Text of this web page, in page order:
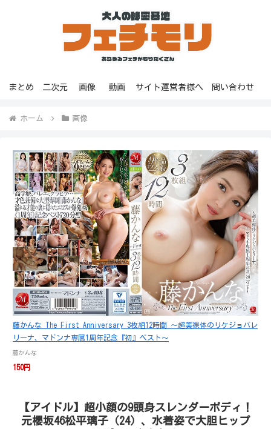
まとめ 二次元 画像 動画 サイト運営者様へ 問い合わせ
ホーム 画像
藤かんな The First Anniversary 3枚組12時間 ～超美裸体のリケジョバレ
リーナ、マドンナ専属1周年記念『初』ベスト～
藤かんな
150円
【アイドル】超小顔の9頭身スレンダーボディ！
元櫻坂46松平璃子（24）、水着姿で大胆ヒップ